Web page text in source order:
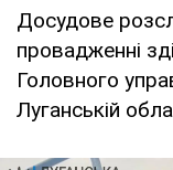
Досудове
провадженні
Головного
Луганській